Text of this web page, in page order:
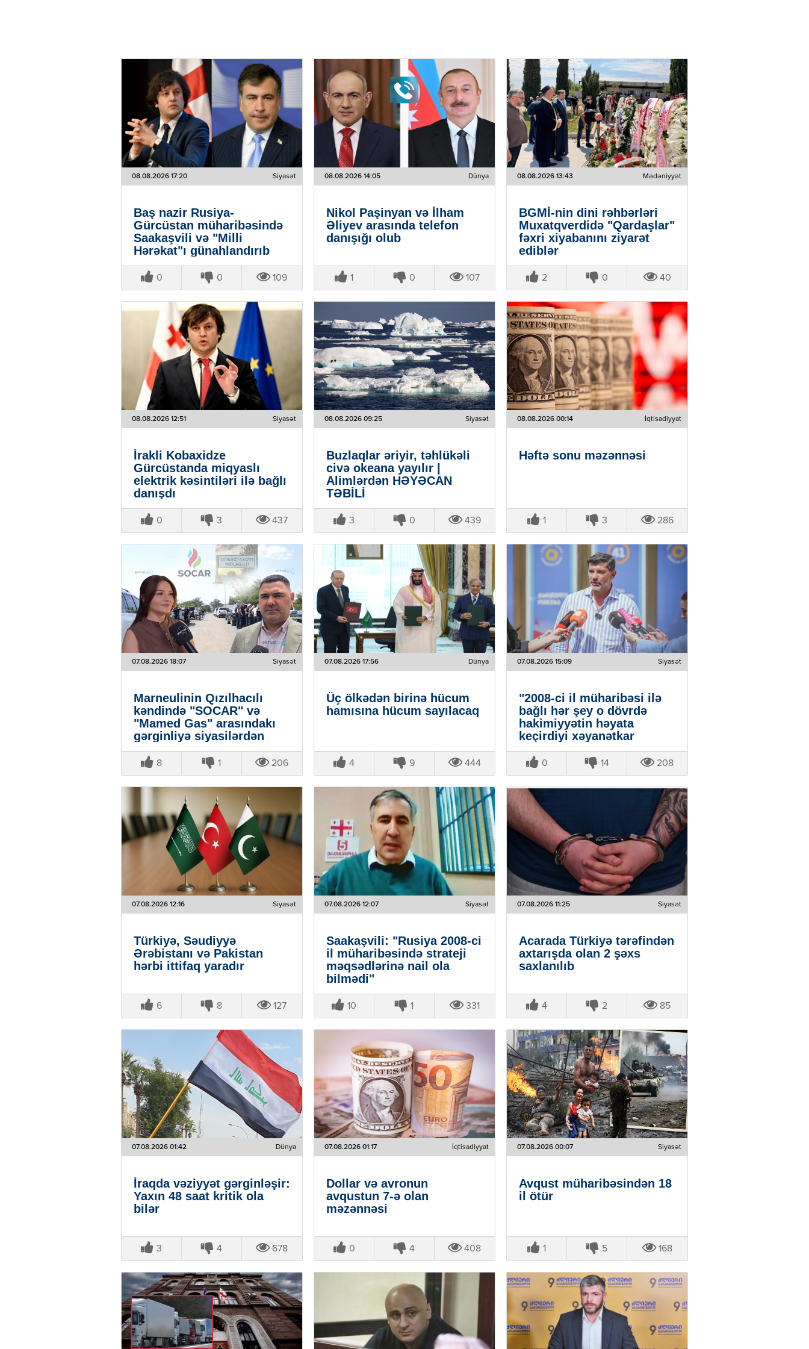
08.08.2026 17:20 Siyasət
Baş nazir Rusiya-
Gürcüstan müharibəsində
Saakaşvili və "Milli
Hərəkat"ı günahlandırıb
0 0 109
08.08.2026 14:05 Dünya
Nikol Paşinyan və İlham
Əliyev arasında telefon
danışığı olub
1 0 107
08.08.2026 13:43 Mədəniyyət
BGMİ-nin dini rəhbərləri
Muxatqverdidə "Qardaşlar"
fəxri xiyabanını ziyarət
ediblər
2 0 40
08.08.2026 12:51 Siyasət
İrakli Kobaxidze
Gürcüstanda miqyaslı
elektrik kəsintiləri ilə bağlı
danışdı
0 3 437
08.08.2026 09:25 Siyasət
Buzlaqlar əriyir, təhlükəli
civə okeana yayılır |
Alimlərdən HƏYƏCAN
TƏBİLİ
3 0 439
08.08.2026 00:14 İqtisadiyyat
Həftə sonu məzənnəsi
1 3 286
07.08.2026 18:07 Siyasət
Marneulinin Qızılhacılı
kəndində "SOCAR" və
"Mamed Gas" arasındakı
gərginliyə siyasilərdən
reaksiyalar - VİDEO
8 1 206
07.08.2026 17:56 Dünya
Üç ölkədən birinə hücum
hamısına hücum sayılacaq
4 9 444
07.08.2026 15:09 Siyasət
"2008-ci il müharibəsi ilə
bağlı hər şey o dövrdə
hakimiyyətin həyata
keçirdiyi xəyanətkar
siyasətin nəticəsi idi" |
Kaladze
0 14 208
07.08.2026 12:16 Siyasət
Türkiyə, Səudiyyə
Ərəbistanı və Pakistan
hərbi ittifaq yaradır
6 8 127
07.08.2026 12:07 Siyasət
Saakaşvili: "Rusiya 2008-ci
il müharibəsində strateji
məqsədlərinə nail ola
bilmədi"
10 1 331
07.08.2026 11:25 Siyasət
Acarada Türkiyə tərəfindən
axtarışda olan 2 şəxs
saxlanılıb
4 2 85
07.08.2026 01:42 Dünya
İraqda vəziyyət gərginləşir:
Yaxın 48 saat kritik ola
bilər
3 4 678
07.08.2026 01:17 İqtisadiyyat
Dollar və avronun
avqustun 7-ə olan
məzənnəsi
0 4 408
07.08.2026 00:07 Siyasət
Avqust müharibəsindən 18
il ötür
1 5 168